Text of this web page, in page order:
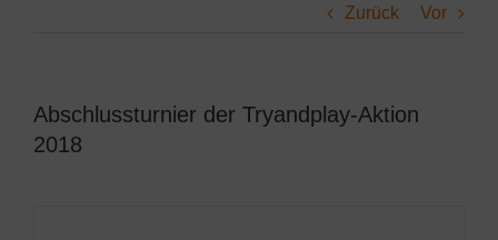
Zurück Vor
Abschlussturnier der Tryandplay-Aktion
2018